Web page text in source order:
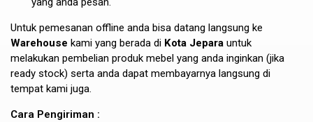
Untuk pemesanan offline anda bisa datang langsung ke
Warehouse kami yang berada di Kota Jepara untuk
melakukan pembelian produk mebel yang anda inginkan (jika
ready stock) serta anda dapat membayarnya langsung di
tempat kami juga.
Cara Pengiriman :